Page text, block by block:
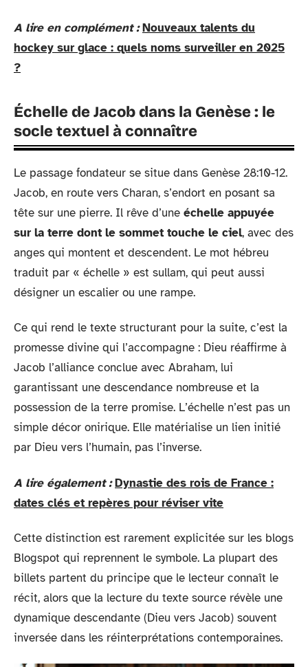
A lire en complément : Nouveaux talents du
hockey sur glace : quels noms surveiller en 2025
?
Échelle de Jacob dans la Genèse : le
socle textuel à connaître
Le passage fondateur se situe dans Genèse 28:10-12.
Jacob, en route vers Charan, s’endort en posant sa
tête sur une pierre. Il rêve d’une échelle appuyée
sur la terre dont le sommet touche le ciel, avec des
anges qui montent et descendent. Le mot hébreu
traduit par « échelle » est sullam, qui peut aussi
désigner un escalier ou une rampe.
Ce qui rend le texte structurant pour la suite, c’est la
promesse divine qui l’accompagne : Dieu réaffirme à
Jacob l’alliance conclue avec Abraham, lui
garantissant une descendance nombreuse et la
possession de la terre promise. L’échelle n’est pas un
simple décor onirique. Elle matérialise un lien initié
par Dieu vers l’humain, pas l’inverse.
A lire également : Dynastie des rois de France :
dates clés et repères pour réviser vite
Cette distinction est rarement explicitée sur les blogs
Blogspot qui reprennent le symbole. La plupart des
billets partent du principe que le lecteur connaît le
récit, alors que la lecture du texte source révèle une
dynamique descendante (Dieu vers Jacob) souvent
inversée dans les réinterprétations contemporaines.